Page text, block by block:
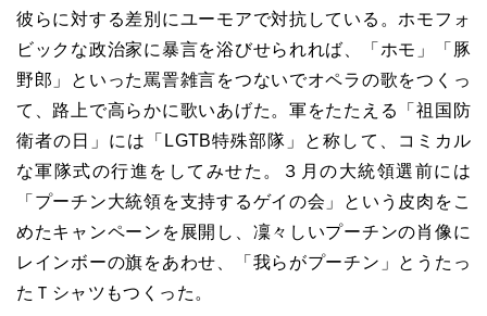
彼らに対する差別にユーモアで対抗している。ホモフォ
ビックな政治家に暴言を浴びせられれば、「ホモ」「豚
野郎」といった罵詈雑言をつないでオペラの歌をつくっ
て、路上で高らかに歌いあげた。軍をたたえる「祖国防
衛者の日」には「LGTB特殊部隊」と称して、コミカル
な軍隊式の行進をしてみせた。３月の大統領選前には
「プーチン大統領を支持するゲイの会」という皮肉をこ
めたキャンペーンを展開し、凜々しいプーチンの肖像に
レインボーの旗をあわせ、「我らがプーチン」とうたっ
たＴシャツもつくった。